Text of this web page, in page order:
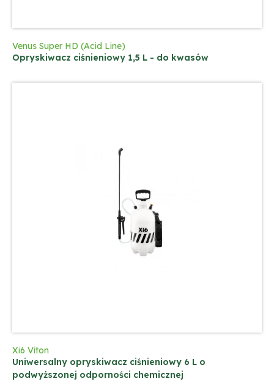
Venus Super HD (Acid Line)
Opryskiwacz ciśnieniowy 1,5 L - do kwasów
Xi6 Viton
Uniwersalny opryskiwacz ciśnieniowy 6 L o
podwyższonej odporności chemicznej